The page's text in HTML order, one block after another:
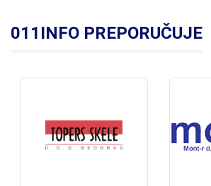
011INFO PREPORUČUJE